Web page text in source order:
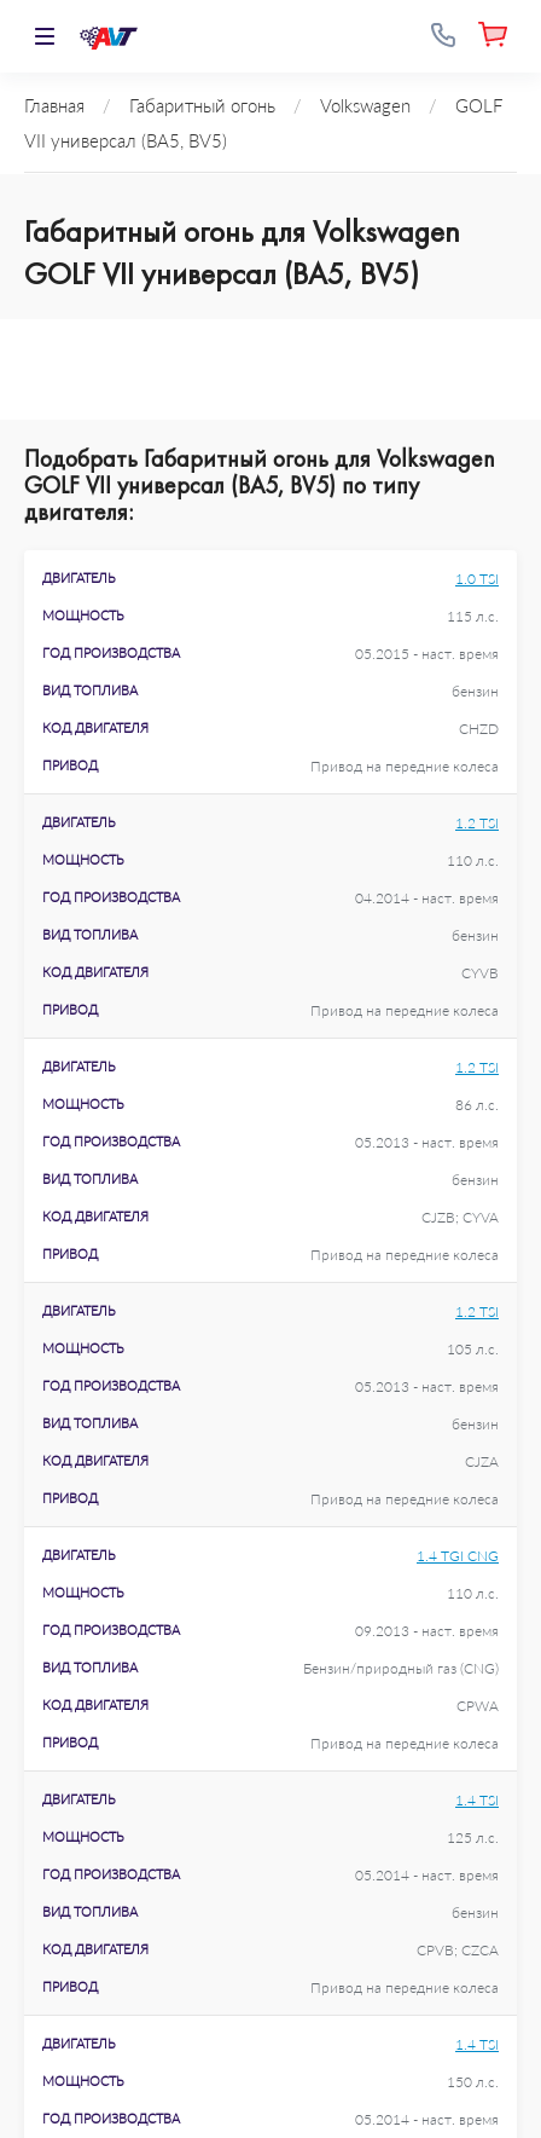
Главная / Габаритный огонь / Volkswagen /
GOLF
VII универсал (BA5, BV5)
Габаритный огонь для Volkswagen
GOLF VII универсал (BA5, BV5)
Подобрать Габаритный огонь для Volkswagen
GOLF VII универсал (BA5, BV5) по типу
двигателя:
ДВИГАТЕЛЬ 1.0 TSI
МОЩНОСТЬ 115 л.с.
ГОД ПРОИЗВОДСТВА 05.2015 - наст. время
ВИД ТОПЛИВА бензин
КОД ДВИГАТЕЛЯ CHZD
ПРИВОД Привод на передние колеса
ДВИГАТЕЛЬ 1.2 TSI
МОЩНОСТЬ 110 л.с.
ГОД ПРОИЗВОДСТВА 04.2014 - наст. время
ВИД ТОПЛИВА бензин
КОД ДВИГАТЕЛЯ CYVB
ПРИВОД Привод на передние колеса
ДВИГАТЕЛЬ 1.2 TSI
МОЩНОСТЬ 86 л.с.
ГОД ПРОИЗВОДСТВА 05.2013 - наст. время
ВИД ТОПЛИВА бензин
КОД ДВИГАТЕЛЯ CJZB; CYVA
ПРИВОД Привод на передние колеса
ДВИГАТЕЛЬ 1.2 TSI
МОЩНОСТЬ 105 л.с.
ГОД ПРОИЗВОДСТВА 05.2013 - наст. время
ВИД ТОПЛИВА бензин
КОД ДВИГАТЕЛЯ CJZA
ПРИВОД Привод на передние колеса
ДВИГАТЕЛЬ 1.4 TGI CNG
МОЩНОСТЬ 110 л.с.
ГОД ПРОИЗВОДСТВА 09.2013 - наст. время
ВИД ТОПЛИВА Бензин/природный газ (CNG)
КОД ДВИГАТЕЛЯ CPWA
ПРИВОД Привод на передние колеса
ДВИГАТЕЛЬ 1.4 TSI
МОЩНОСТЬ 125 л.с.
ГОД ПРОИЗВОДСТВА 05.2014 - наст. время
ВИД ТОПЛИВА бензин
КОД ДВИГАТЕЛЯ CPVB; CZCA
ПРИВОД Привод на передние колеса
ДВИГАТЕЛЬ 1.4 TSI
МОЩНОСТЬ 150 л.с.
ГОД ПРОИЗВОДСТВА 05.2014 - наст. время